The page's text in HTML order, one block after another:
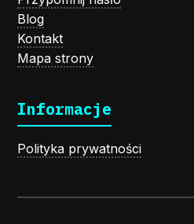
Blog
Kontakt
Mapa strony
Informacje
Polityka prywatności